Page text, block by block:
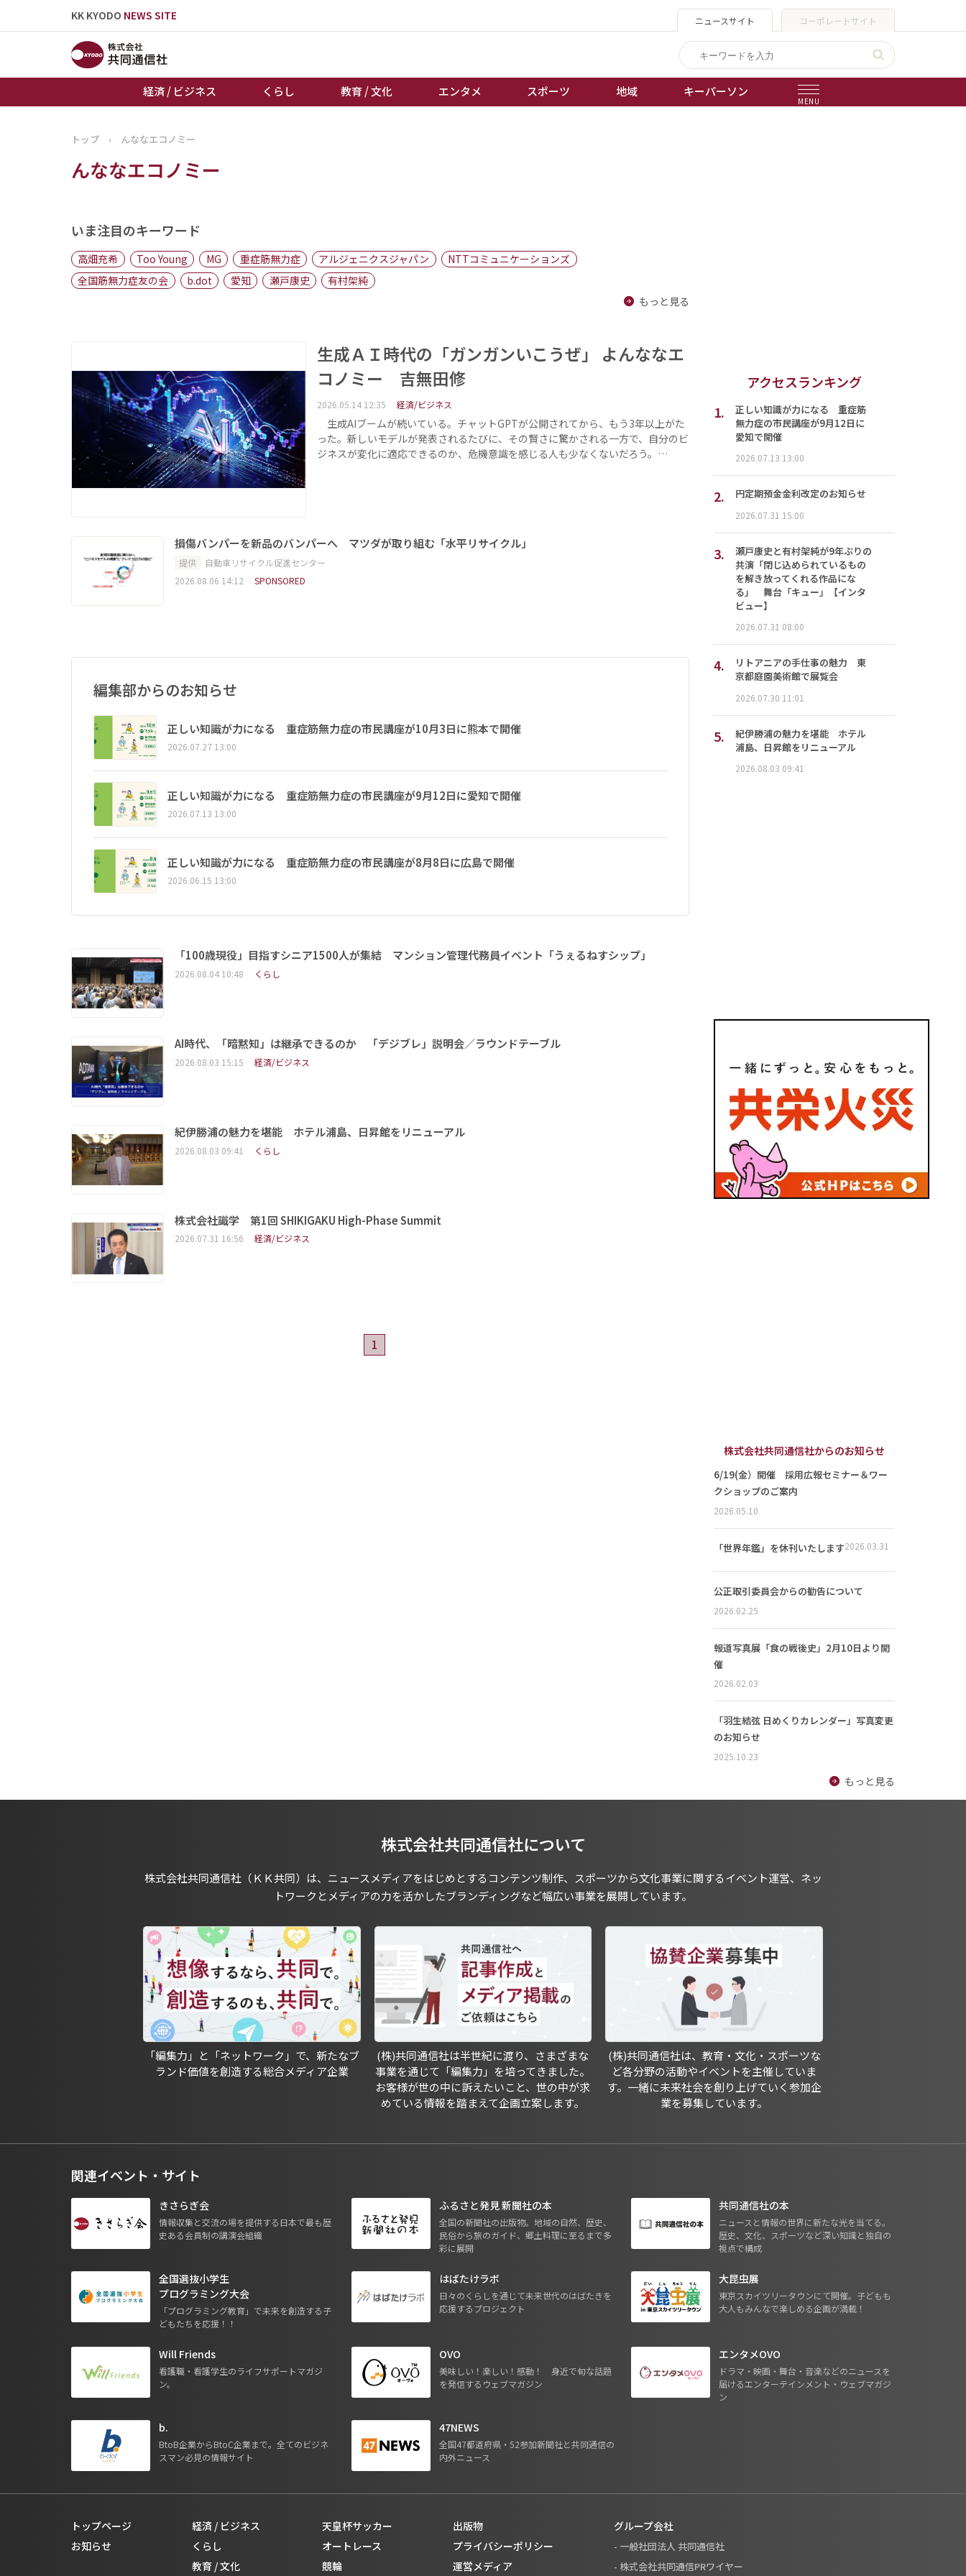
KK KYODO NEWS SITE ニュースサイト コーポレートサイト
経済 / ビジネス くらし 教育 / 文化 エンタメ スポーツ 地域 キーパーソン
MENU
トップページ
お知らせ
地域
キーパーソン
棋王戦
トップ › んななエコノミー
んななエコノミー
いま注目のキーワード
高畑充希 Too Young MG 重症筋無力症 アルジェニクスジャパン
NTTコミュニケーションズ
全国筋無力症友の会
b.dot 愛知 瀬戸康史
有村架純
もっと見る
生成ＡＩ時代の「ガンガンいこうぜ」 よんななエ
コノミー 吉無田修
2026.05.14 12:35 経済/ビジネス
生成AIブームが続いている。チャットGPTが公開されてから、もう3年以上がた
った。新しいモデルが発表されるたびに、その賢さに驚かされる一方で、自分のビ
ジネスが変化に適応できるのか、危機意識を感じる人も少なくないだろう。…
損傷バンパーを新品のバンパーへ マツダが取り組む「水平リサイクル」
提供
自動車リサイクル促進センター
2026.08.06 14:12
SPONSORED
編集部からのお知らせ
正しい知識が力になる 重症筋無力症の市民講座が10月3日に熊本で開催
2026.07.27 13:00
正しい知識が力になる 重症筋無力症の市民講座が9月12日に愛知で開催
2026.07.13 13:00
正しい知識が力になる 重症筋無力症の市民講座が8月8日に広島で開催
2026.06.15 13:00
「100歳現役」目指すシニア1500人が集結 マンション管理代務員イベント「うぇるねすシップ」
2026.08.04 10:48 くらし
AI時代、「暗黙知」は継承できるのか 「デジブレ」説明会／ラウンドテーブル
2026.08.03 15:15 経済/ビジネス
紀伊勝浦の魅力を堪能 ホテル浦島、日昇館をリニューアル
2026.08.03 09:41 くらし
株式会社識学 第1回 SHIKIGAKU High-Phase Summit
2026.07.31 16:56 経済/ビジネス
1
アクセスランキング
1.
正しい知識が力になる 重症筋
無力症の市民講座が9月12日に
愛知で開催
2026.07.13 13:00
2. 円定期預金金利改定のお知らせ
2026.07.31 15:00
3.
瀬戸康史と有村架純が9年ぶりの
共演「閉じ込められているもの
を解き放ってくれる作品にな
る」 舞台「キュー」【インタ
ビュー】
2026.07.31 08:00
4.
リトアニアの手仕事の魅力 東
京都庭園美術館で展覧会
2026.07.30 11:01
5.
紀伊勝浦の魅力を堪能 ホテル
浦島、日昇館をリニューアル
2026.08.03 09:41
株式会社共同通信社からのお知らせ
6/19(金）開催 採用広報セミナー＆ワー
クショップのご案内
2026.05.10
「世界年鑑」を休刊いたします2026.03.31
公正取引委員会からの勧告について
2026.02.25
報道写真展「食の戦後史」2月10日より開
催
2026.02.03
「羽生結弦 日めくりカレンダー」写真変更
のお知らせ
2025.10.23
もっと見る
株式会社共同通信社について
株式会社共同通信社（ＫＫ共同）は、ニュースメディアをはじめとするコンテンツ制作、スポーツから文化事業に関するイベント運営、ネッ
トワークとメディアの力を活かしたブランディングなど幅広い事業を展開しています。
「編集力」と「ネットワーク」で、新たなブ
ランド価値を創造する総合メディア企業
(株)共同通信社は半世紀に渡り、さまざまな
事業を通じて「編集力」を培ってきました。
お客様が世の中に訴えたいこと、世の中が求
めている情報を踏まえて企画立案します。
(株)共同通信社は、教育・文化・スポーツな
ど各分野の活動やイベントを主催していま
す。一緒に未来社会を創り上げていく参加企
業を募集しています。
関連イベント・サイト
きさらぎ会
情報収集と交流の場を提供する日本で最も歴
史ある会員制の講演会組織
ふるさと発見 新聞社の本
全国の新聞社の出版物。地域の自然、歴史、
民俗から旅のガイド、郷土料理に至るまで多
彩に展開
共同通信社の本
ニュースと情報の世界に新たな光を当てる。
歴史、文化、スポーツなど深い知識と独自の
視点で構成
全国選抜小学生
プログラミング大会
「プログラミング教育」で未来を創造する子
どもたちを応援！！
はばたけラボ
日々のくらしを通じて未来世代のはばたきを
応援するプロジェクト
大昆虫展
東京スカイツリータウンにて開催。子どもも
大人もみんなで楽しめる企画が満載！
Will Friends
看護職・看護学生のライフサポートマガジ
ン。
OVO
美味しい！楽しい！感動！ 身近で旬な話題
を発信するウェブマガジン
エンタメOVO
ドラマ・映画・舞台・音楽などのニュースを
届けるエンターテインメント・ウェブマガジ
ン
b.
BtoB企業からBtoC企業まで。全てのビジネ
スマン必見の情報サイト
47NEWS
全国47都道府県・52参加新聞社と共同通信の
内外ニュース
トップページ
お知らせ
経済 / ビジネス
くらし
教育 / 文化
天皇杯サッカー
オートレース
競輪
出版物
プライバシーポリシー
運営メディア
グループ会社
- 一般社団法人 共同通信社
- 株式会社共同通信PRワイヤー